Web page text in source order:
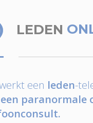
LEDEN
een leden-
paranormale